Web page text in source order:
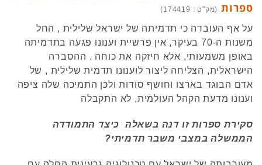
ספרות (מק"ט : 174419)
על אף העובדה כי תדמיתה של ישראל שלילית , החל
משנות ה-70 בעיקר, אין פרשיית וענונו פגעה בתדמיתה
באופן משמעותי, אלא חיזקה את כוחה . ההסברה
הישראלית, הצליחה ליצור לוענונו תדמית שלילית , של
אדם הבוגד בארצו וחושף סודות ולכן התמיכה שלה ציפה
וענונו מדעת הקהל העולמית, לא התקבלה
סקירת ספרות זו דנה בשאלה כיצד התמודדה
הממשלה במצבי משבר תדמיתי?